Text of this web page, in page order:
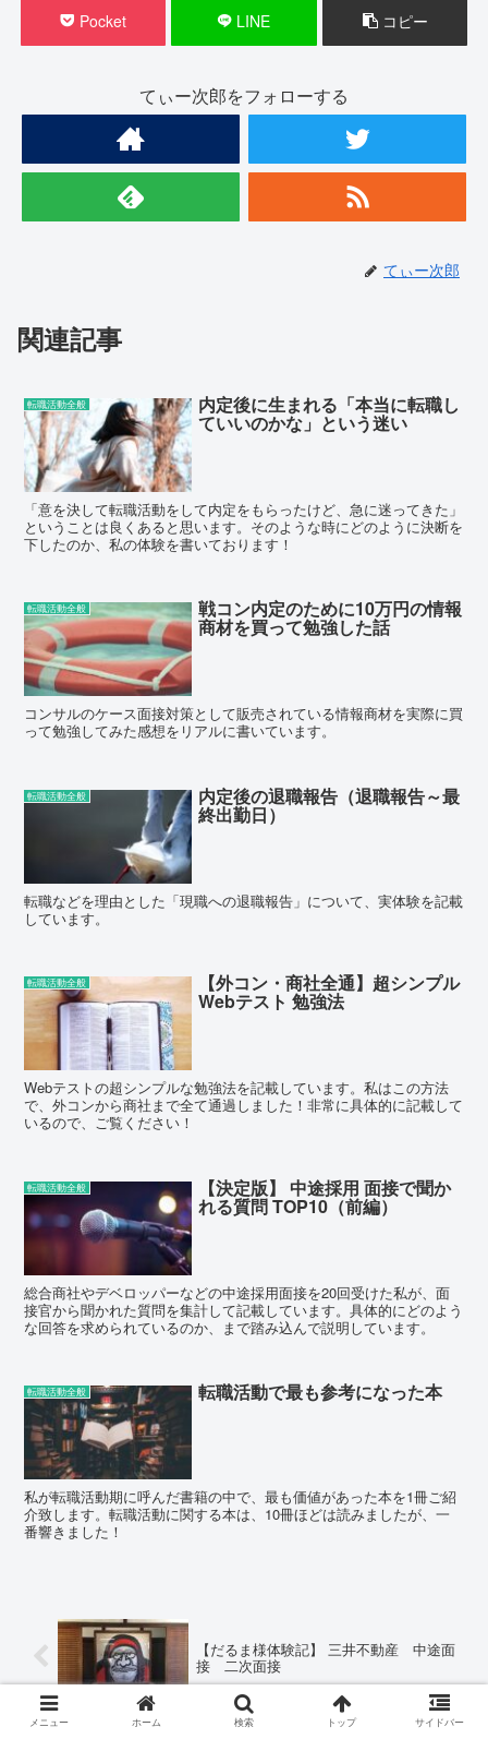
Pocket LINE コピー
てぃー次郎をフォローする
てぃー次郎
関連記事
転職活動全般 内定後に生まれる「本当に転職し
ていいのかな」という迷い
「意を決して転職活動をして内定をもらったけど、急に迷ってきた」
ということは良くあると思います。そのような時にどのように決断を
下したのか、私の体験を書いております！
転職活動全般 戦コン内定のために10万円の情報
商材を買って勉強した話
コンサルのケース面接対策として販売されている情報商材を実際に買
って勉強してみた感想をリアルに書いています。
転職活動全般 内定後の退職報告（退職報告～最
終出勤日）
転職などを理由とした「現職への退職報告」について、実体験を記載
しています。
転職活動全般 【外コン・商社全通】超シンプル
Webテスト 勉強法
Webテストの超シンプルな勉強法を記載しています。私はこの方法
で、外コンから商社まで全て通過しました！非常に具体的に記載して
いるので、ご覧ください！
転職活動全般 【決定版】 中途採用 面接で聞か
れる質問 TOP10（前編）
総合商社やデベロッパーなどの中途採用面接を20回受けた私が、面
接官から聞かれた質問を集計して記載しています。具体的にどのよう
な回答を求められているのか、まで踏み込んで説明しています。
転職活動全般 転職活動で最も参考になった本
私が転職活動期に呼んだ書籍の中で、最も価値があった本を1冊ご紹
介致します。転職活動に関する本は、10冊ほどは読みましたが、一
番響きました！
【だるま様体験記】 三井不動産 中途面
接 二次面接
メニュー ホーム 検索 トップ サイドバー